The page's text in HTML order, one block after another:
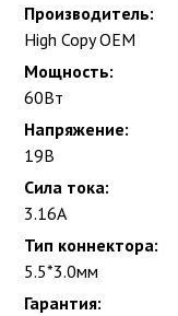
Производитель:
High Copy OEM
Мощность:
60Вт
Напряжение:
19В
Сила тока:
3.16А
Тип коннектора:
5.5*3.0мм
Гарантия: